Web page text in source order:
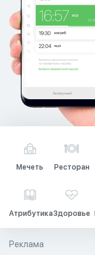
Мечеть Ресторан
АтрибутикаЗдоровье
Реклама